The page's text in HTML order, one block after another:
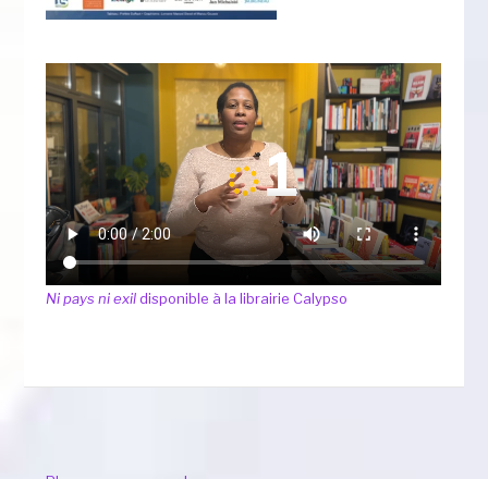
Ni pays ni exildisponible à la librairie Calypso